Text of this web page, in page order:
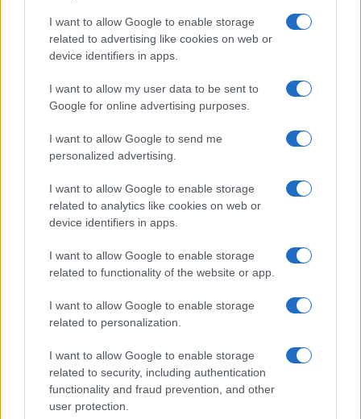
I want to allow Google to enable storage
related to advertising like cookies on web or
device identifiers in apps.
I want to allow my user data to be sent to
Google for online advertising purposes.
I want to allow Google to send me
personalized advertising.
I want to allow Google to enable storage
related to analytics like cookies on web or
device identifiers in apps.
I want to allow Google to enable storage
related to functionality of the website or app.
I want to allow Google to enable storage
related to personalization.
I want to allow Google to enable storage
related to security, including authentication
functionality and fraud prevention, and other
user protection.
Odissea e Spider-Man: i film che hanno rivoluzionato
l’estate al cinema
Alessandro Tassinari · 5 Ago 2026
FUORI PORTA